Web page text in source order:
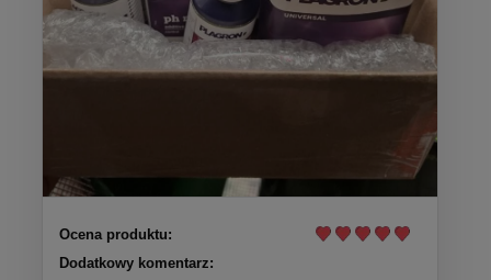
Ocena produktu:
Dodatkowy komentarz: